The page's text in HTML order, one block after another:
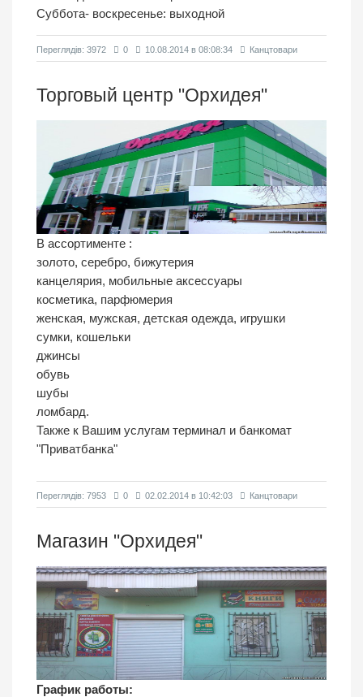
Суббота- воскресенье: выходной
Переглядiв: 3972 0 10.08.2014 в 08:08:34 Канцтовари
Торговый центр "Орхидея"
В ассортименте :
золото, серебро, бижутерия
канцелярия, мобильные аксессуары
косметика, парфюмерия
женская, мужская, детская одежда, игрушки
сумки, кошельки
джинсы
обувь
шубы
ломбард.
Также к Вашим услугам терминал и банкомат
"Приватбанка"
Переглядiв: 7953 0 02.02.2014 в 10:42:03 Канцтовари
Магазин "Орхидея"
График работы: